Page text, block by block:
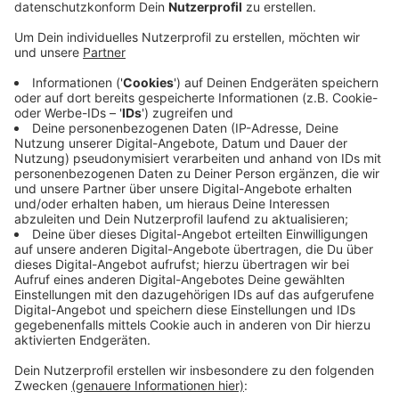
In der Aachener Innenstadt ist am Samstagabend ein
57-jährige Pedelecfahrerin am Hansemannplatz von
einem Autofahrer vermutlich übersehen und deswegen
angefahren worden.
In Simmerath ist auch am Samstagabend ein 47-
jähriger Motorradfahrer aus Maastricht auf der Hahner
Straße von der Fahrbahn abgekommen und hat einen
Leitpfosten touchiert, bevor er dann in ein Waldstück
stürzte.
Beide wurden in Krankenhäuser gebracht.
Weitere Infos zu den Unfällen findet IhrHIER
(Pedelecfahrerin in Aachen)undHIER (Motorradfahrer
in Simmerath).
Anzeige